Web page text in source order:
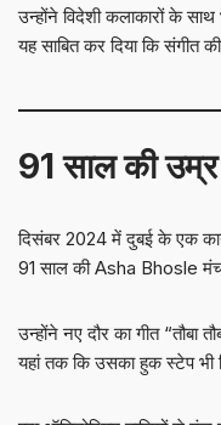
उन्होंने विदेशी कलाकारों के साथ
यह साबित कर दिया कि संगीत
91 साल की उम्र
दिसंबर 2024 में दुबई के एक
91 साल की Asha Bhosle मंच
उन्होंने नए दौर का गीत “तौबा
यहां तक कि उसका हुक स्टेप भी